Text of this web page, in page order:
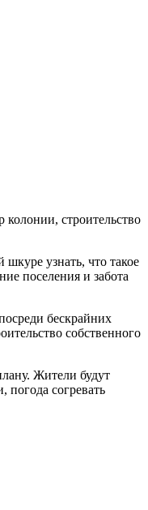
строительство
шкуре узнать, что такое
поселения и забота
бескрайних
собственного
Жители будут
погода согревать